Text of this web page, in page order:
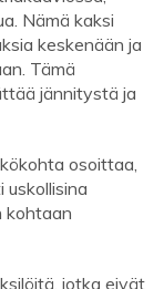
Nämä kaksi
keskenään ja
Tämä
jännitystä ja
osoittaa,
kohtaan
jotka eivät